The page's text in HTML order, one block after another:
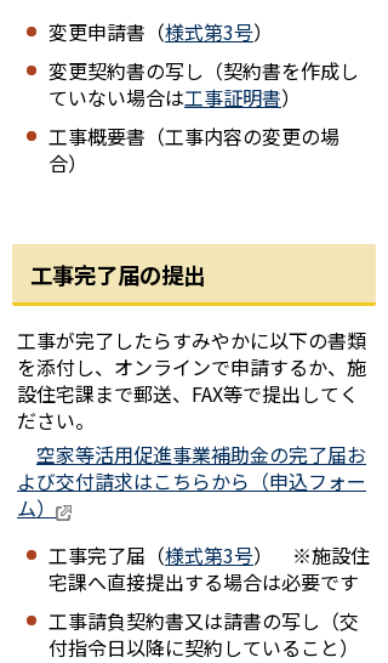
変更申請書（様式第3号）
変更契約書の写し（契約書を作成し
ていない場合は工事証明書）
工事概要書（工事内容の変更の場
合）
工事完了届の提出
工事が完了したらすみやかに以下の書類
を添付し、オンラインで申請するか、施
設住宅課まで郵送、FAX等で提出してく
ださい。
空家等活用促進事業補助金の完了届お
よび交付請求はこちらから（申込フォー
ム）
工事完了届（様式第3号） ※施設住
宅課へ直接提出する場合は必要です
工事請負契約書又は請書の写し（交
付指令日以降に契約していること）